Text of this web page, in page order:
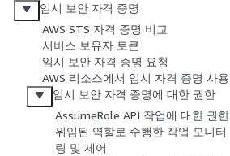
임시 보안 자격 증명
AWS STS 자격 증명 비교
서비스 보유자 토큰
임시 보안 자격 증명 요청
AWS 리소스에서 임시 자격 증명 사용
임시 보안 자격 증명에 대한 권한
AssumeRole API 작업에 대한 권한
위임된 역할로 수행한 작업 모니터
링 및 제어